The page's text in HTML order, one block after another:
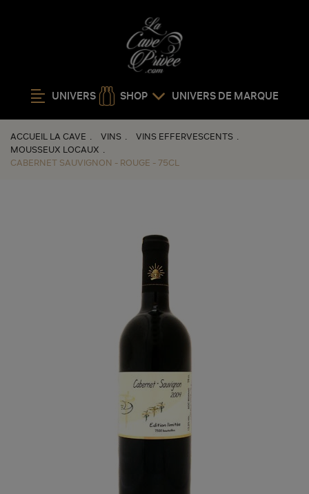
UNIVERS SHOP UNIVERS DE MARQUE
ACCUEIL LA CAVE VINS
VINS EFFERVESCENTS
MOUSSEUX LOCAUX
CABERNET SAUVIGNON - ROUGE - 75CL